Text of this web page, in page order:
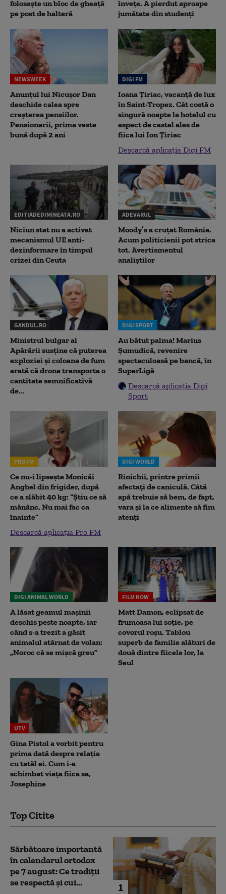
folosește un bloc de gheață
pe post de halteră
înveţe. A pierdut aproape
jumătate din studenţi
NEWSWEEK
Anunțul lui Nicușor Dan
deschide calea spre
creșterea pensiilor.
Pensionarii, prima veste
bună după 2 ani
DIGI FM
Ioana Țiriac, vacanță de lux
în Saint-Tropez. Cât costă o
singură noapte la hotelul cu
aspect de castel ales de
fiica lui Ion Țiriac
Descarcă aplicația Digi FM
EDITIADEDIMINEATA.RO
Niciun stat nu a activat
mecanismul UE anti-
dezinformare în timpul
crizei din Ceuta
ADEVARUL
Moody’s a cruțat România.
Acum politicienii pot strica
tot. Avertismentul
analiștilor
GANDUL.RO
Ministrul bulgar al
Apărării susține că puterea
exploziei și coloana de fum
arată că drona transporta o
cantitate semnificativă
de...
DIGI SPORT
Au bătut palma! Marius
Șumudică, revenire
spectaculoasă pe bancă, în
SuperLigă
Descarcă aplicația Digi
Sport
PRO FM
Ce nu-i lipsește Monicăi
Anghel din frigider, după
ce a slăbit 40 kg: “Știu ce să
mănânc. Nu mai fac ca
înainte”
Descarcă aplicația Pro FM
DIGI WORLD
Rinichii, printre primii
afectați de caniculă. Câtă
apă trebuie să bem, de fapt,
vara și la ce alimente să fim
atenți
DIGI ANIMAL WORLD
A lăsat geamul mașinii
deschis peste noapte, iar
când s-a trezit a găsit
animalul atârnat de volan:
„Noroc că se mișcă greu”
FILM NOW
Matt Damon, eclipsat de
frumoasa lui soție, pe
covorul roșu. Tablou
superb de familie alături de
două dintre fiicele lor, la
Seul
UTV
Gina Pistol a vorbit pentru
prima dată despre relația
cu tatăl ei. Cum i-a
schimbat viața fiica sa,
Josephine
Top Citite
1
Sărbătoare importantă
în calendarul ortodox
pe 7 august: Ce tradiții
se respectă și cui...